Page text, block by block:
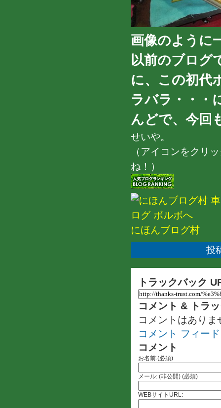
画像のように
以前のブログ
に、この初代
ラバラ・・・
んどで、今回
せいや。
（アイコンをクリ
ね！）
にほんブログ村
投
トラックバック
コメント & トラ
コメントはありま
コメント フィード
コメント
お名前:(必須)
メール: (非公開) (必須)
WEBサイトURL: